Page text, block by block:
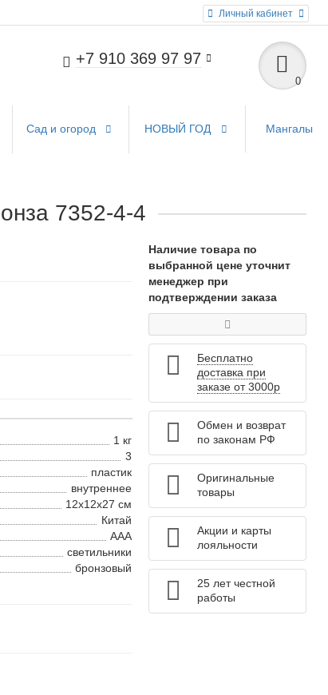
Личный кабинет
+7 910 369 97 97
0
Сад и огород НОВЫЙ ГОД Мангалы
7352-4-4
1 кг
3
пластик
внутреннее
12х12х27 см
Китай
ААА
светильники
бронзовый
Наличие товара по
выбранной цене уточнит
менеджер при
подтверждении заказа
Бесплатно
доставка при
заказе от 3000р
Обмен и возврат
по законам РФ
Оригинальные
товары
Акции и карты
лояльности
25 лет честной
работы